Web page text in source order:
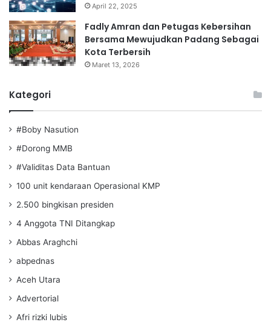
April 22, 2025
Fadly Amran dan Petugas Kebersihan
Bersama Mewujudkan Padang Sebagai
Kota Terbersih
Maret 13, 2026
Kategori
#Boby Nasution
#Dorong MMB
#Validitas Data Bantuan
100 unit kendaraan Operasional KMP
2.500 bingkisan presiden
4 Anggota TNI Ditangkap
Abbas Araghchi
abpednas
Aceh Utara
Advertorial
Afri rizki lubis